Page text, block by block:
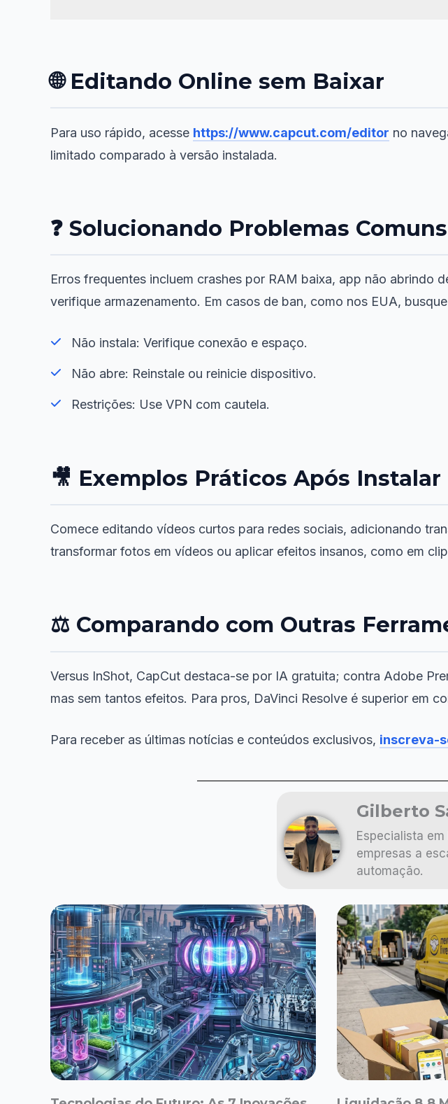
🌐 Editando Online sem Baixar
Para uso rápido, acesse https://www.capcut.com/editor no
limitado comparado à versão instalada.
❓ Solucionando Problemas
Erros frequentes incluem crashes por RAM baixa, app não abrindo
verifique armazenamento. Em casos de ban, como nos EUA,
Não instala: Verifique conexão e espaço.
Não abre: Reinstale ou reinicie dispositivo.
Restrições: Use VPN com cautela.
🎥 Exemplos Práticos Após Instalar
Comece editando vídeos curtos para redes sociais, adicionando
transformar fotos em vídeos ou aplicar efeitos insanos, como em
⚖️ Comparando com Outras
Versus InShot, CapCut destaca-se por IA gratuita; contra Adobe
mas sem tantos efeitos. Para pros, DaVinci Resolve é superior em
Para receber as últimas notícias e conteúdos exclusivos, inscreva-
Gilberto
Especialista
empresas a
automação.